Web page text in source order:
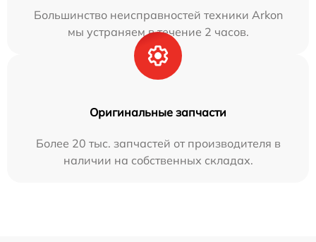
Большинство неисправностей техники Arkon
мы устраняем в течение 2 часов.
Оригинальные запчасти
Более 20 тыс. запчастей от производителя в
наличии на собственных складах.